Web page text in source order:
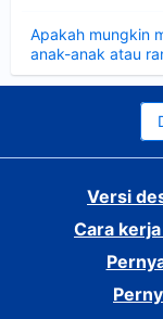
Apakah mungkin
anak-anak atau
Versi
Cara